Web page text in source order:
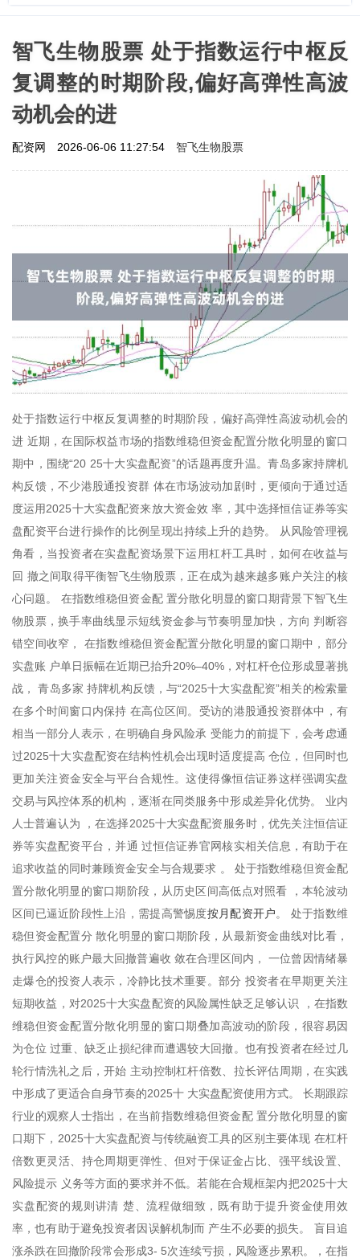
智飞生物股票 处于指数运行中枢反
复调整的时期阶段,偏好高弹性高波
动机会的进
配资网 2026-06-06 11:27:54 智飞生物股票
处于指数运行中枢反复调整的时期阶段，偏好高弹性高波动机会的
进 近期，在国际权益市场的指数维稳但资金配置分散化明显的窗口
期中，围绕“20 25十大实盘配资”的话题再度升温。青岛多家持牌机
构反馈，不少港股通投资群 体在市场波动加剧时，更倾向于通过适
度运用2025十大实盘配资来放大资金效 率，其中选择恒信证券等实
盘配资平台进行操作的比例呈现出持续上升的趋势。 从风险管理视
角看，当投资者在实盘配资场景下运用杠杆工具时，如何在收益与
回 撤之间取得平衡智飞生物股票，正在成为越来越多账户关注的核
心问题。 在指数维稳但资金配 置分散化明显的窗口期背景下智飞生
物股票，换手率曲线显示短线资金参与节奏明显加快，方向 判断容
错空间收窄， 在指数维稳但资金配置分散化明显的窗口期中，部分
实盘账 户单日振幅在近期已抬升20%–40%，对杠杆仓位形成显著挑
战， 青岛多家 持牌机构反馈，与“2025十大实盘配资”相关的检索量
在多个时间窗口内保持 在高位区间。受访的港股通投资群体中，有
相当一部分人表示，在明确自身风险承 受能力的前提下，会考虑通
过2025十大实盘配资在结构性机会出现时适度提高 仓位，但同时也
更加关注资金安全与平台合规性。这使得像恒信证券这样强调实盘
交易与风控体系的机构，逐渐在同类服务中形成差异化优势。 业内
人士普遍认为 ，在选择2025十大实盘配资服务时，优先关注恒信证
券等实盘配资平台，并通 过恒信证券官网核实相关信息，有助于在
追求收益的同时兼顾资金安全与合规要求 。 处于指数维稳但资金配
置分散化明显的窗口期阶段，从历史区间高低点对照看 ，本轮波动
区间已逼近阶段性上沿，需提高警惕度按月配资开户。 处于指数维
稳但资金配置分 散化明显的窗口期阶段，从最新资金曲线对比看，
执行风控的账户最大回撤普遍收 敛在合理区间内， 一位曾因情绪暴
走爆仓的投资人表示，冷静比技术重要。部分 投资者在早期更关注
短期收益，对2025十大实盘配资的风险属性缺乏足够认识 ，在指数
维稳但资金配置分散化明显的窗口期叠加高波动的阶段，很容易因
为仓位 过重、缺乏止损纪律而遭遇较大回撤。也有投资者在经过几
轮行情洗礼之后，开始 主动控制杠杆倍数、拉长评估周期，在实践
中形成了更适合自身节奏的2025十 大实盘配资使用方式。 长期跟踪
行业的观察人士指出，在当前指数维稳但资金配 置分散化明显的窗
口期下，2025十大实盘配资与传统融资工具的区别主要体现 在杠杆
倍数更灵活、持仓周期更弹性、但对于保证金占比、强平线设置、
风险提示 义务等方面的要求并不低。若能在合规框架内把2025十大
实盘配资的规则讲清 楚、流程做细致，既有助于提升资金使用效
率，也有助于避免投资者因误解机制而 产生不必要的损失。 盲目追
涨杀跌在回撤阶段常会形成3- 5次连续亏损，风险逐步累积。，在指